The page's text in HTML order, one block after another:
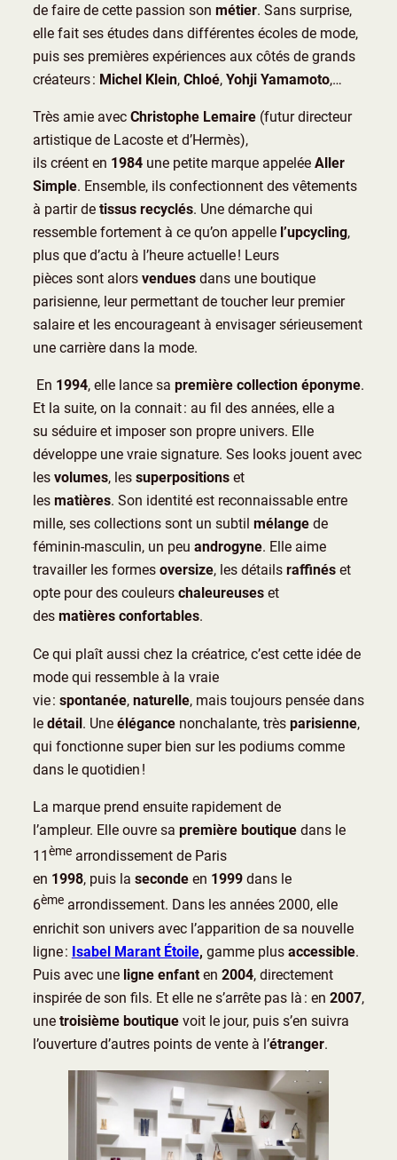
de faire de cette passion son métier. Sans surprise,
elle fait ses études dans différentes écoles de mode,
puis ses premières expériences aux côtés de grands
créateurs : Michel Klein, Chloé, Yohji Yamamoto,…
Très amie avec Christophe Lemaire(futur directeur
artistique de Lacoste et d’Hermès),
ils créent en 1984une petite marque appelée Aller
Simple. Ensemble, ils confectionnent des vêtements
à partir de tissus recyclés. Une démarche qui
ressemble fortement à ce qu’on appelle l’upcycling,
plus que d’actu à l’heure actuelle ! Leurs
pièces sont alors venduesdans une boutique
parisienne, leur permettant de toucher leur premier
salaire et les encourageant à envisager sérieusement
une carrière dans la mode.
En 1994, elle lance sa première collection éponyme.
Et la suite, on la connait : au fil des années, elle a
su séduire et imposer son propre univers. Elle
développe une vraie signature. Ses looks jouent avec
les volumes, les superpositionset
les matières. Son identité est reconnaissable entre
mille, ses collections sont un subtil mélangede
féminin-masculin, un peu androgyne. Elle aime
travailler les formes oversize, les détails raffinéset
opte pour des couleurs chaleureuses et
desmatières confortables.
Ce qui plaît aussi chez la créatrice, c’est cette idée de
mode qui ressemble à la vraie
vie : spontanée, naturelle, mais toujours pensée dans
le détail. Une élégancenonchalante, très parisienne,
qui fonctionne super bien sur les podiums comme
dans le quotidien !
La marque prend ensuite rapidement de
l’ampleur. Elle ouvre sa première boutiquedans le
11 èmearrondissement de Paris
en 1998, puis la secondeen 1999dans le
6èmearrondissement. Dans les années 2000, elle
enrichit son univers avec l’apparition de sa nouvelle
ligne : Isabel Marant Étoile, gamme plusaccessible.
Puis avec une ligne enfanten 2004, directement
inspirée de son fils. Et elle ne s’arrête pas là : en 2007,
une troisième boutiquevoit le jour, puis s’en suivra
l’ouverture d’autres points de vente à l’étranger.